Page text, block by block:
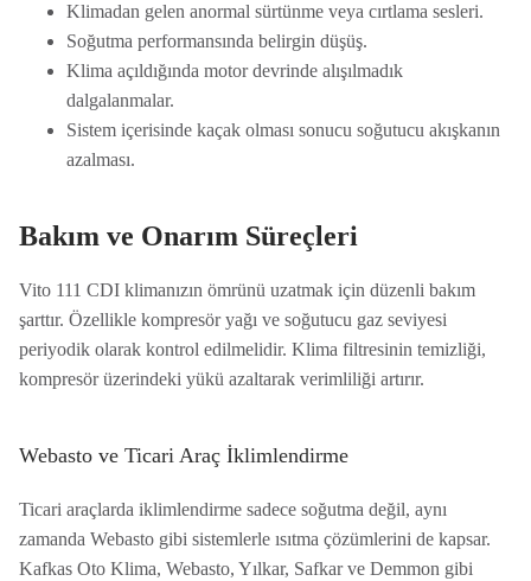
Klimadan gelen anormal sürtünme veya cırtlama sesleri.
Soğutma performansında belirgin düşüş.
Klima açıldığında motor devrinde alışılmadık
dalgalanmalar.
Sistem içerisinde kaçak olması sonucu soğutucu akışkanın
azalması.
Bakım ve Onarım Süreçleri
Vito 111 CDI klimanızın ömrünü uzatmak için düzenli bakım
şarttır. Özellikle kompresör yağı ve soğutucu gaz seviyesi
periyodik olarak kontrol edilmelidir. Klima filtresinin temizliği,
kompresör üzerindeki yükü azaltarak verimliliği artırır.
Webasto ve Ticari Araç İklimlendirme
Ticari araçlarda iklimlendirme sadece soğutma değil, aynı
zamanda Webasto gibi sistemlerle ısıtma çözümlerini de kapsar.
Kafkas Oto Klima, Webasto, Yılkar, Safkar ve Demmon gibi